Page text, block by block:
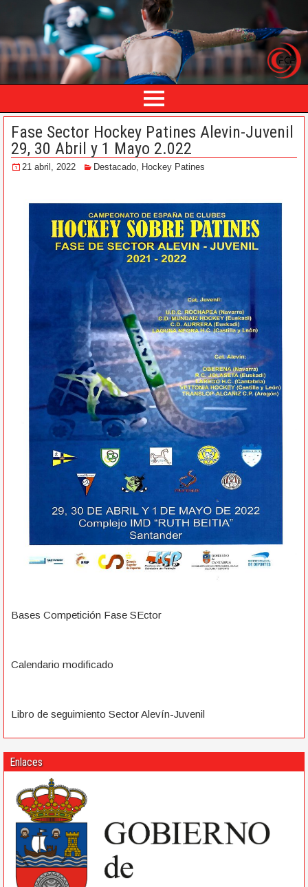
Fase Sector Hockey Patines Alevin-Juvenil
29, 30 Abril y 1 Mayo 2.022
21 abril, 2022 Destacado Hockey Patines
Bases Competición Fase SEctor
Calendario modificado
Libro de seguimiento Sector Alevín-Juvenil
Enlaces